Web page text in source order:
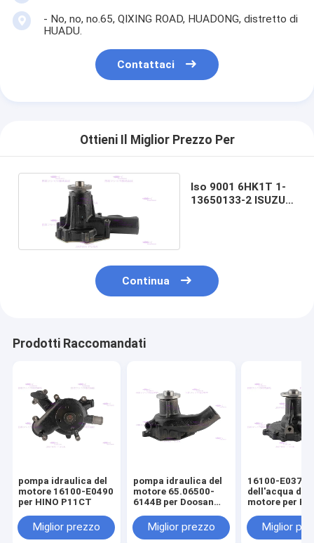
- No, no, no.65, QIXING ROAD, HUADONG, distretto di
HUADU.
Contattaci
Ottieni Il Miglior Prezzo Per
Iso 9001 6HK1T 1-
13650133-2 ISUZU
Continua
Prodotti Raccomandati
pompa idraulica del
motore 16100-E0490
per HINO P11CT
Miglior prezzo
pompa idraulica del
motore 65.06500-
6144B per Doosan
Miglior prezzo
16100-E0372
dell'acqua del
motore per
E0373Miglior